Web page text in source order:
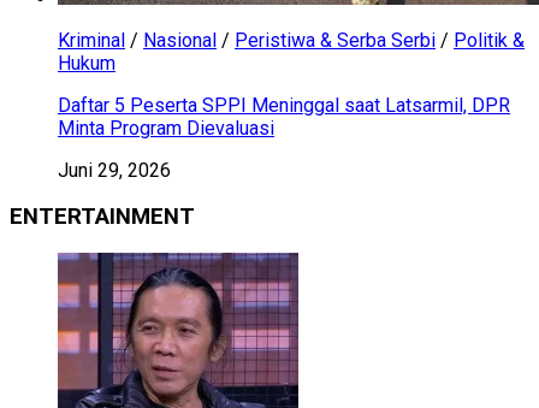
Kriminal / Nasional / Peristiwa & Serba Serbi / Politik &
Hukum
Daftar 5 Peserta SPPI Meninggal saat Latsarmil, DPR
Minta Program Dievaluasi
Juni 29, 2026
ENTERTAINMENT